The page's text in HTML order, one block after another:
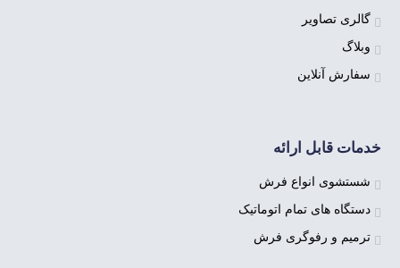
گالری تصاویر
وبلاگ
سفارش آنلاین
خدمات قابل ارائه
شستشوی انواع فرش
دستگاه های تمام اتوماتیک
ترمیم و رفوگری فرش